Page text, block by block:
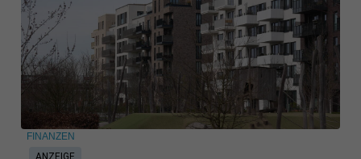
ANZEIGE
FINANZEN